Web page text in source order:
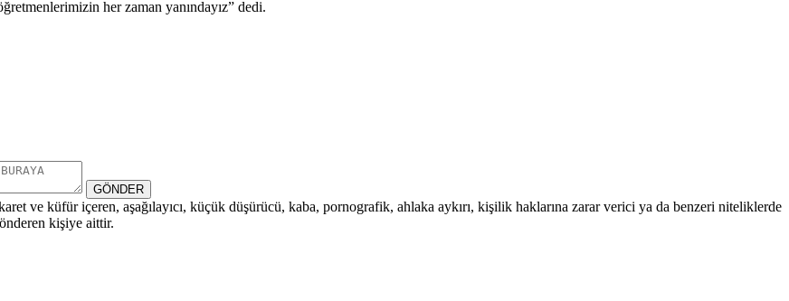
her zaman yanındayız” dedi.
GÖNDER
ve küfür içeren, aşağılayıcı, küçük düşürücü, kaba, pornografik, ahlaka aykırı, kişilik haklarına zarar verici ya da benzeri niteliklerde
kişiye aittir.